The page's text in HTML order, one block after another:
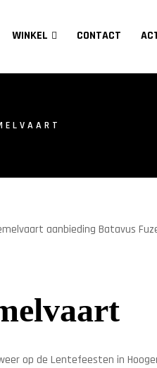
WINKEL CONTACT
op de Lentefeesten in